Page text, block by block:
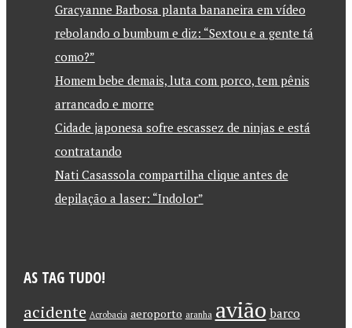
Gracyanne Barbosa planta bananeira em vídeo
rebolando o bumbum e diz: “Sextou e a gente tá
como?”
Homem bebe demais, luta com porco, tem pênis
arrancado e morre
Cidade japonesa sofre escassez de ninjas e está
contratando
Nati Casassola compartilha clique antes de
depilação a laser: “Indolor”
AS TAG TUDO!
acidente Acrobacia aeroporto aranha avião barco